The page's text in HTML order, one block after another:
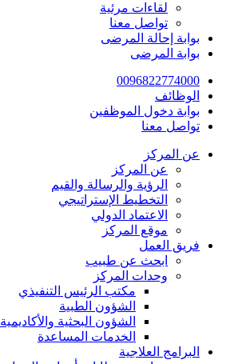
لقاءات مرئية
تواصل معنا
بوابة إحالة المرضى
بوابة المرضى
0096822774000
الوظائف
بوابة دخول الموظفين
تواصل معنا
عن المركز
عن المركز
الرؤية والرسالة والقيم
التخطيط الإستراتيجي
الاعتماد الدولي
موقع المركز
فريق العمل
ابحث عن طبيب
وحدات المركز
مكتب الرئيس التنفيذي
الشؤون الطبية
الشؤون البحثية والأكاديمية
الخدمات المساعدة
البرامج العلاجية